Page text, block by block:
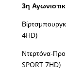
3η
4HD)
Ντερτόνα-
SPORT 7HD)